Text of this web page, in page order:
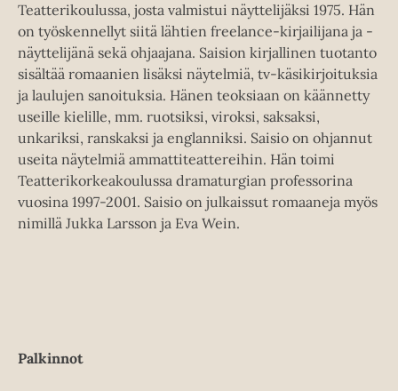
Teatterikoulussa, josta valmistui näyttelijäksi 1975. Hän
on työskennellyt siitä lähtien freelance-kirjailijana ja -
näyttelijänä sekä ohjaajana. Saision kirjallinen tuotanto
sisältää romaanien lisäksi näytelmiä, tv-käsikirjoituksia
ja laulujen sanoituksia. Hänen teoksiaan on käännetty
useille kielille, mm. ruotsiksi, viroksi, saksaksi,
unkariksi, ranskaksi ja englanniksi. Saisio on ohjannut
useita näytelmiä ammattiteattereihin. Hän toimi
Teatterikorkeakoulussa dramaturgian professorina
vuosina 1997-2001. Saisio on julkaissut romaaneja myös
nimillä Jukka Larsson ja Eva Wein.
Palkinnot